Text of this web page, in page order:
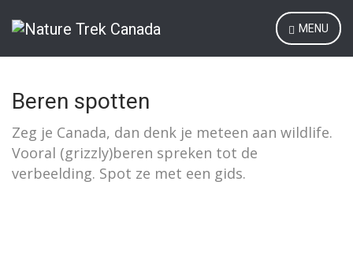
MENU
Beren spotten
Zeg je Canada, dan denk je meteen aan wildlife.
Vooral (grizzly)beren spreken tot de
verbeelding. Spot ze met een gids.